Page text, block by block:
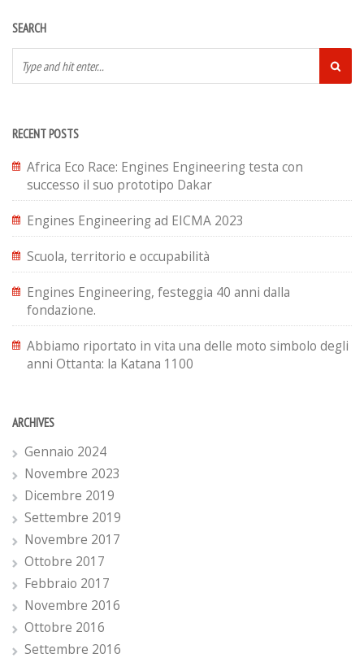
SEARCH
RECENT POSTS
Africa Eco Race: Engines Engineering testa con
successo il suo prototipo Dakar
Engines Engineering ad EICMA 2023
Scuola, territorio e occupabilità
Engines Engineering, festeggia 40 anni dalla
fondazione.
Abbiamo riportato in vita una delle moto simbolo degli
anni Ottanta: la Katana 1100
ARCHIVES
Gennaio 2024
Novembre 2023
Dicembre 2019
Settembre 2019
Novembre 2017
Ottobre 2017
Febbraio 2017
Novembre 2016
Ottobre 2016
Settembre 2016